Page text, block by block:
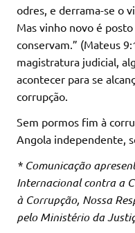
odres, e derrama-se o
Mas vinho novo é
conservam.” (Mateus
magistratura judicial,
acontecer para se
corrupção.
Sem pormos fim à
Angola independente,
* Comunicação
Internacional contra a
à Corrupção, Nossa
pelo Ministério da